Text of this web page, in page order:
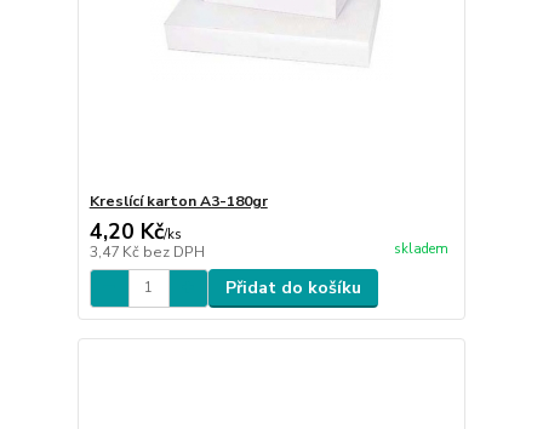
Kreslící karton A3-180gr
4,20 Kč/ks
3,47 Kč bez DPH skladem
Přidat do košíku